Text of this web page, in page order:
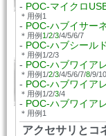
- POC-マイクロ
＊用例1
- POC-ハブイサー
＊用例1/2/3/4/5/6/7
- POC-ハブシールド
＊用例1/2/3
- POC-ハブワイア
＊用例1/2/3/4/5/6/7/8/9/
- POC-ハブワイア
＊用例1/2/3/4
- POC-ハブワイア
＊用例1
アクセサリとコ